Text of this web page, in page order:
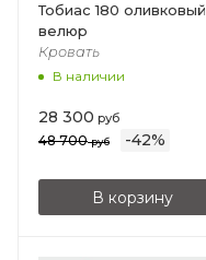
Тобиас 180 оливковый
велюр
Кровать
В наличии
28 300 руб
48 700руб -42%
В корзину